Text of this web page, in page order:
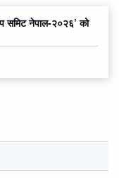
समिट नेपाल-२०२६’ को